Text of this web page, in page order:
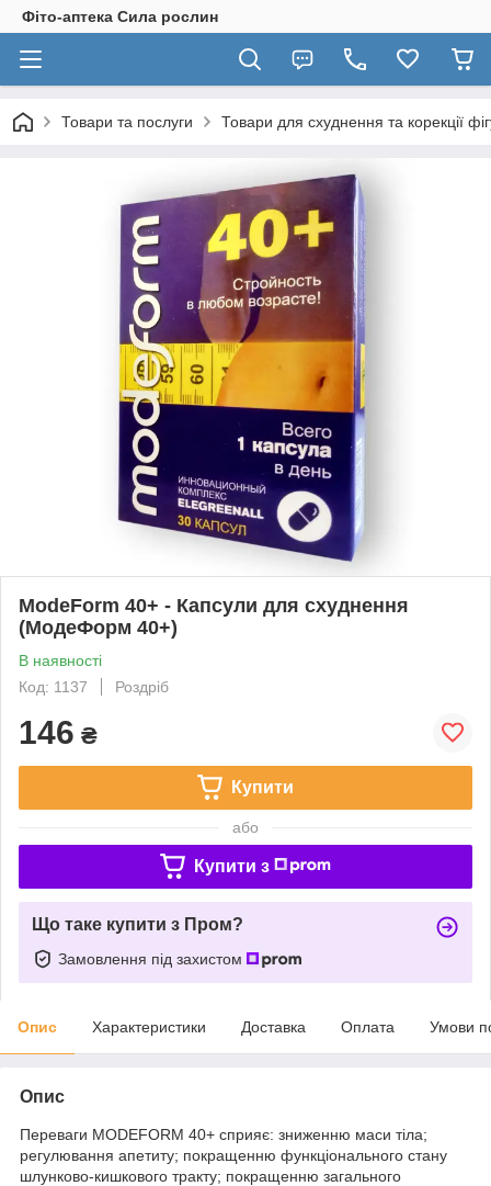
Фіто-аптека Сила рослин
Товари та послуги Товари для схуднення та корекції
ModeForm 40+ - Капсули для схуднення
(МодеФорм 40+)
В наявності
Код: 1137
Роздріб
146 ₴
Купити
або
Купити з
Що таке купити з Пром?
Замовлення під захистом
Опис Характеристики Доставка Оплата Умови
Опис
Переваги MODEFORM 40+ сприяє: зниженню маси тіла;
регулювання апетиту; покращенню функціонального стану
шлунково-кишкового тракту; покращенню загального